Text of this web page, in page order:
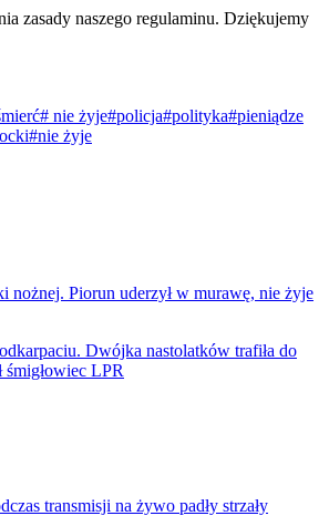
zasady naszego regulaminu. Dziękujemy
# nie żyje#policja#polityka#pieniądze
#nie żyje
nożnej. Piorun uderzył w murawę, nie żyje
Dwójka nastolatków trafiła do
śmigłowiec LPR
transmisji na żywo padły strzały